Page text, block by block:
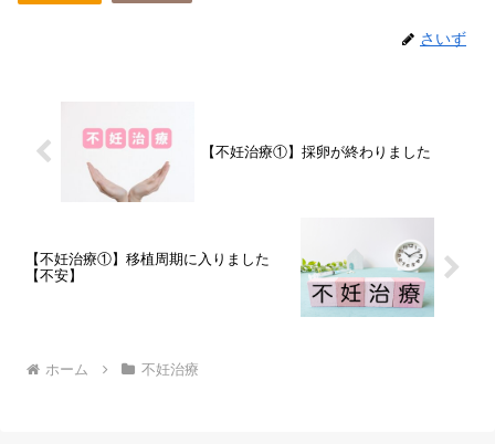
さいず
【不妊治療①】採卵が終わりました
【不妊治療①】移植周期に入りました
【不安】
ホーム 不妊治療